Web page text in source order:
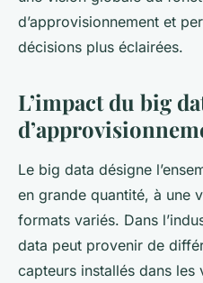
d’approvisionnement et
décisions plus éclairées.
L’impact du big
Le big data désigne
en grande quantité, à une
formats variés. Dans
data peut provenir de
capteurs installés dans les